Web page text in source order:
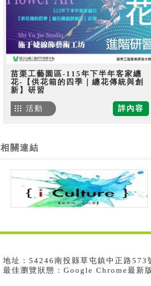
苗栗工藝園區-115年下半年客家纏
花-【供花箱的四季｜纏花傳統與創
新】研習
詳內容
活動
相關連結
地址：54246南投縣草屯鎮中正路
最佳瀏覽狀態：Google Chrome最新